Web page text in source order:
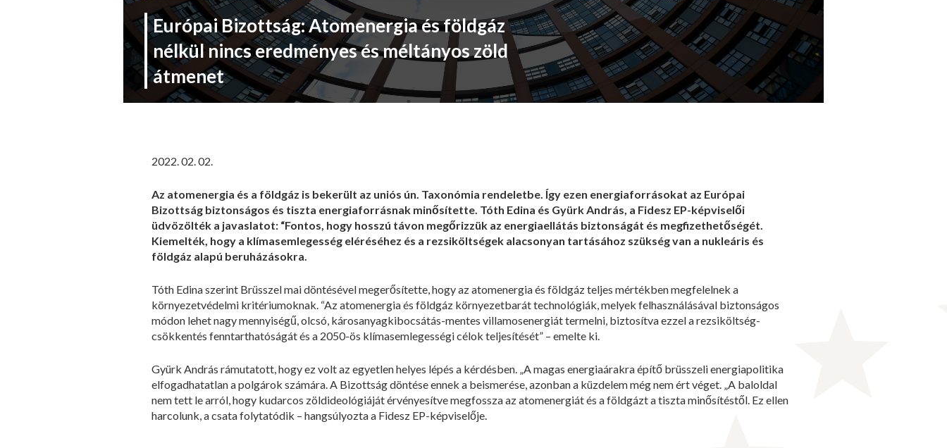
Európai Bizottság: Atomenergia és földgáz
nélkül nincs eredményes és méltányos zöld
átmenet
2022. 02. 02.
Az atomenergia és a földgáz is bekerült az uniós ún. Taxonómia rendeletbe. Így ezen energiaforrásokat az Európai
Bizottság biztonságos és tiszta energiaforrásnak minősítette. Tóth Edina és Gyürk András, a Fidesz EP-képviselői
üdvözölték a javaslatot: “Fontos, hogy hosszú távon megőrizzük az energiaellátás biztonságát és megfizethetőségét.
Kiemelték, hogy a klímasemlegesség eléréséhez és a rezsiköltségek alacsonyan tartásához szükség van a nukleáris és
földgáz alapú beruházásokra.
Tóth Edina szerint Brüsszel mai döntésével megerősítette, hogy az atomenergia és földgáz teljes mértékben megfelelnek a
környezetvédelmi kritériumoknak. “Az atomenergia és földgáz környezetbarát technológiák, melyek felhasználásával biztonságos
módon lehet nagy mennyiségű, olcsó, károsanyagkibocsátás-mentes villamosenergiát termelni, biztosítva ezzel a rezsiköltség-
csökkentés fenntarthatóságát és a 2050-ös klímasemlegességi célok teljesítését” – emelte ki.
Gyürk András rámutatott, hogy ez volt az egyetlen helyes lépés a kérdésben. „A magas energiaárakra építő brüsszeli energiapolitika
elfogadhatatlan a polgárok számára. A Bizottság döntése ennek a beismerése, azonban a küzdelem még nem ért véget. „A baloldal
nem tett le arról, hogy kudarcos zöldideológiáját érvényesítve megfossza az atomenergiát és a földgázt a tiszta minősítéstől. Ez ellen
harcolunk, a csata folytatódik – hangsúlyozta a Fidesz EP-képviselője.